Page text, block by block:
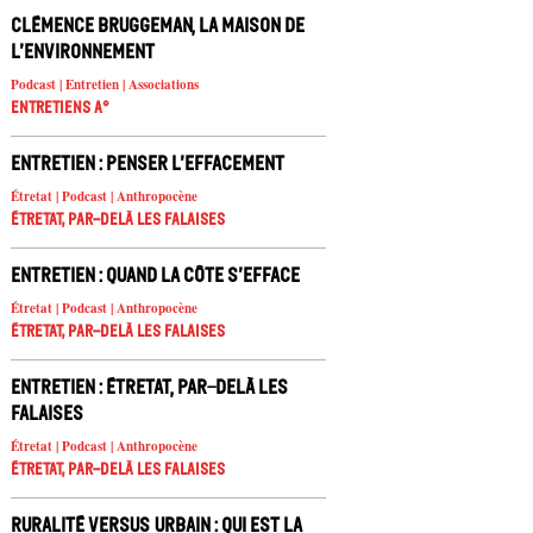
Clémence Bruggeman, la Maison de
l’Environnement
Podcast | Entretien | Associations
Entretiens A°
Entretien : Penser l’effacement
Étretat | Podcast | Anthropocène
Étretat, par-delà les falaises
Entretien : Quand la côte s’efface
Étretat | Podcast | Anthropocène
Étretat, par-delà les falaises
Entretien : Étretat, par-delà les
falaises
Étretat | Podcast | Anthropocène
Étretat, par-delà les falaises
Ruralité versus urbain : qui est la